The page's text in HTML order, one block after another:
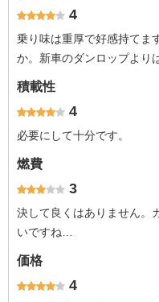
4
乗り味は重厚で好感持てま
か。新車のダンロップより
積載性
4
必要にして十分です。
燃費
3
決して良くはありません。
いですね…
価格
4